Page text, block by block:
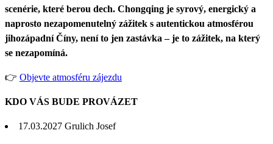
scenérie, které berou dech. Chongqing je syrový, energický a
naprosto nezapomenutelný zážitek s autentickou atmosférou
jihozápadní Číny, není to jen zastávka – je to zážitek, na který
se nezapomíná.
👉 Objevte atmosféru zájezdu
KDO VÁS BUDE PROVÁZET
17.03.2027 Grulich Josef